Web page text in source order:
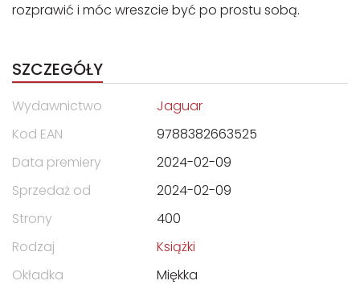
rozprawić i móc wreszcie być po prostu sobą.
SZCZEGÓŁY
Wydawnictwo
Jaguar
Kod EAN
9788382663525
Data premiery
2024-02-09
Sprzedaż od
2024-02-09
Strony
400
Rodzaj
Książki
Okładka
Miękka